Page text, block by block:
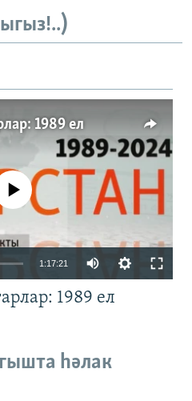
1989 ел
currently available
1:17:21
1989 ел
һәлак